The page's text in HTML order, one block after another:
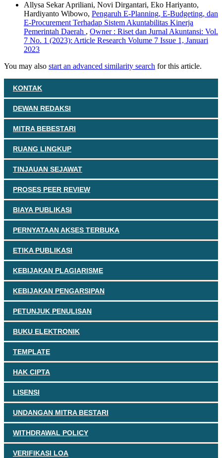
Allysa Sekar Apriliani, Novi Dirgantari, Eko Hariyanto,
Hardiyanto Wibowo, Pengaruh E-Planning, E-Budgeting, dan
E-Procurement Terhadap Sistem Akuntabilitas Kinerja
Pemerintah Daerah , Owner : Riset dan Jurnal Akuntansi: Vol.
7 No. 1 (2023): Article Research Volume 7 Issue 1, Januari
2023
You may also start an advanced similarity search for this article.
KONTAK
DEWAN REDAKSI
MITRA BEBESTARI
RUANG LINGKUP
TINJAUAN SEJAWAT
PROSES PEER REVIEW
BIAYA PUBLIKASI
PERNYATAAN AKSES TERBUKA
ETIKA PUBLIKASI
KEBIJAKAN PLAGIARISME
KEBIJAKAN PENGARSIPAN
PETUNJUK PENULISAN
BUKU ELEKTRONIK
TEMPLATE
HAK CIPTA
LISENSI
UNDANGAN MITRA BESTARI
WITHDRAWAL POLICY
VERIFIKASI LOA